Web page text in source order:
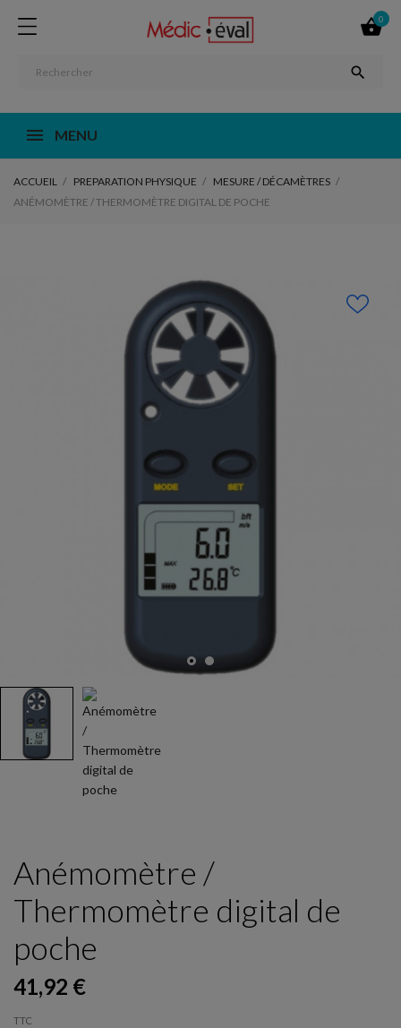

0

MENU
ACCUEIL PREPARATION PHYSIQUE
MESURE / DÉCAMÈTRES
ANÉMOMÈTRE / THERMOMÈTRE DIGITAL DE POCHE
Anémomètre /
Thermomètre digital de
poche
41,92 €
TTC